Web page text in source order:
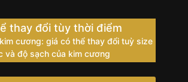
thay đổi tùy thời điểm
cương: giá có thể thay đổi tuỳ size
và độ sạch của kim cương